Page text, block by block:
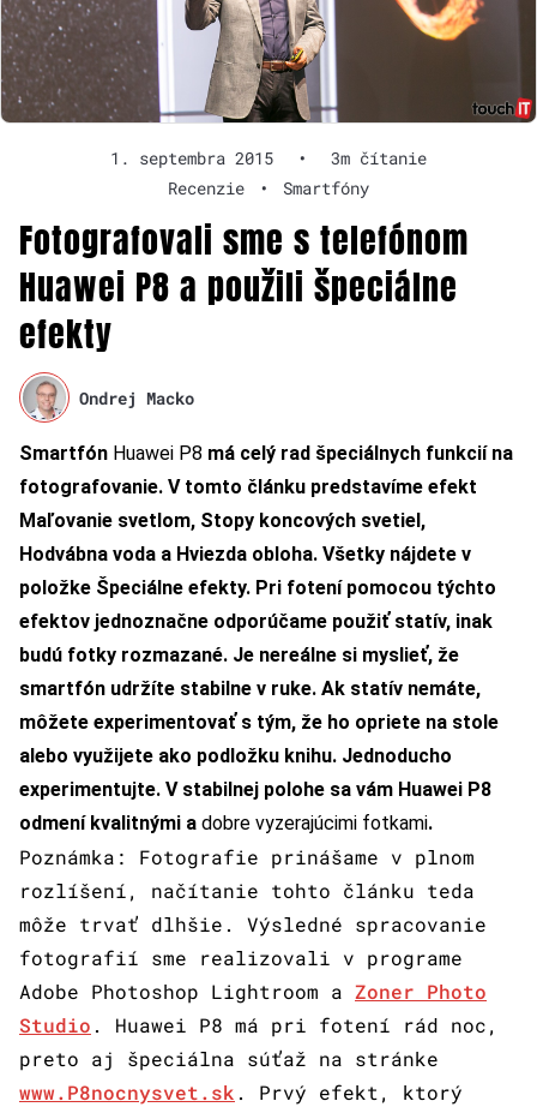
1. septembra 2015 •
3m čítanie
Recenzie
• Smartfóny
Fotografovali sme s telefónom
Huawei P8 a použili špeciálne
efekty
Ondrej Macko
Smartfón Huawei P8 má celý rad špeciálnych funkcií na
fotografovanie. V tomto článku predstavíme efekt
Maľovanie svetlom, Stopy koncových svetiel,
Hodvábna voda a Hviezda obloha. Všetky nájdete v
položke Špeciálne efekty. Pri fotení pomocou týchto
efektov jednoznačne odporúčame použiť statív, inak
budú fotky rozmazané. Je nereálne si myslieť, že
smartfón udržíte stabilne v ruke. Ak statív nemáte,
môžete experimentovať s tým, že ho opriete na stole
alebo využijete ako podložku knihu. Jednoducho
experimentujte. V stabilnej polohe sa vám Huawei P8
odmení kvalitnými a dobre vyzerajúcimi fotkami.
Poznámka: Fotografie prinášame v plnom
rozlíšení, načítanie tohto článku teda
môže trvať dlhšie. Výsledné spracovanie
fotografií sme realizovali v programe
Adobe Photoshop Lightroom a Zoner Photo
Studio . Huawei P8 má pri fotení rád noc,
preto aj špeciálna súťaž na stránke
www.P8nocnysvet.sk . Prvý efekt, ktorý